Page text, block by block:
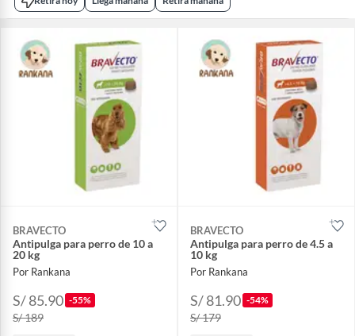
BRAVECTO
Antipulga para perro de 10 a
20 kg
Por Rankana
S/ 85.90 -55%
S/ 189
BRAVECTO
Antipulga para perro de 4.5 a
10 kg
Por Rankana
S/ 81.90 -54%
S/ 179